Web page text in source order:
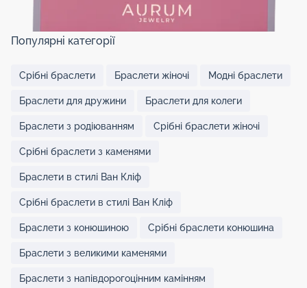
Популярні категорії
Срібні браслети Браслети жіночі Модні браслети
Браслети для дружини Браслети для колеги
Браслети з родіюванням Срібні браслети жіночі
Срібні браслети з каменями
Браслети в стилі Ван Кліф
Срібні браслети в стилі Ван Кліф
Браслети з конюшиною Срібні браслети конюшина
Браслети з великими каменями
Браслети з напівдорогоцінним камінням